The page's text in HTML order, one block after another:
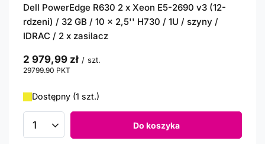
Dell PowerEdge R630 2 x Xeon E5-2690 v3 (12-
rdzeni) / 32 GB / 10 x 2,5'' H730 / 1U / szyny /
IDRAC / 2 x zasilacz
2 979,99 zł / szt.
29799.90 PKT
Dostępny (1 szt.)
Ilość produktów Do koszyka